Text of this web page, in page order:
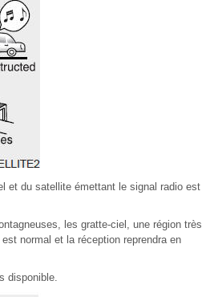
et du satellite émettant le signal radio est
les gratte-ciel, une région très
normal et la réception reprendra en
disponible.